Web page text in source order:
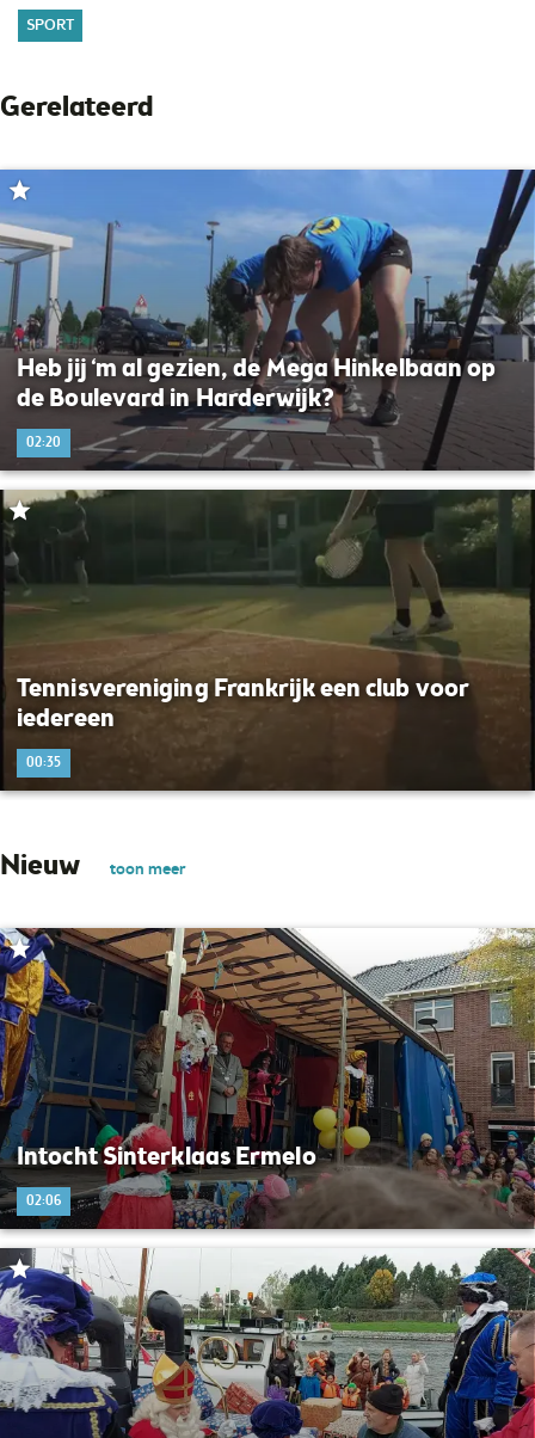
SPORT
Gerelateerd
Heb jij ‘m al gezien, de Mega Hinkelbaan op
de Boulevard in Harderwijk?
02:20
Tennisvereniging Frankrijk een club voor
iedereen
00:35
Nieuw toon meer
Intocht Sinterklaas Ermelo
02:06